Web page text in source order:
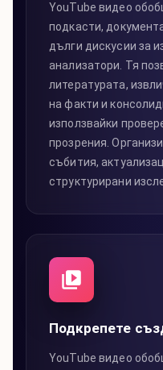
YouTube видео
подкасти,
дълги дискусии за
анализатори. Тя
литературата,
на факти и
използвайки
прозрения.
събития,
структурирани
Подкрепете
YouTube видео